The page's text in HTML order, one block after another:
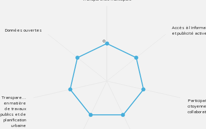
Accès à
et publicité active
Transpare…
en matière
de travaux
publics et de
planification
urbaine
Données ouvertes
0